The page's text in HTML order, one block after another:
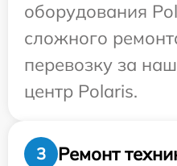
оборудования
сложного
перевозку за
центр Polaris.
3
Ремонт